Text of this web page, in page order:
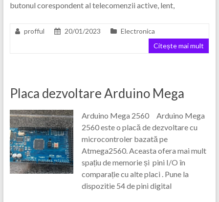
butonul corespondent al telecomenzii active, lent,
profful 20/01/2023
Electronica
Citește mai mult
Placa dezvoltare Arduino Mega
Arduino Mega 2560 Arduino Mega
2560 este o placă de dezvoltare cu
microcontroler bazată pe
Atmega2560. Aceasta ofera mai mult
spațiu de memorie și pini I/O în
comparație cu alte placi . Pune la
dispozitie 54 de pini digital